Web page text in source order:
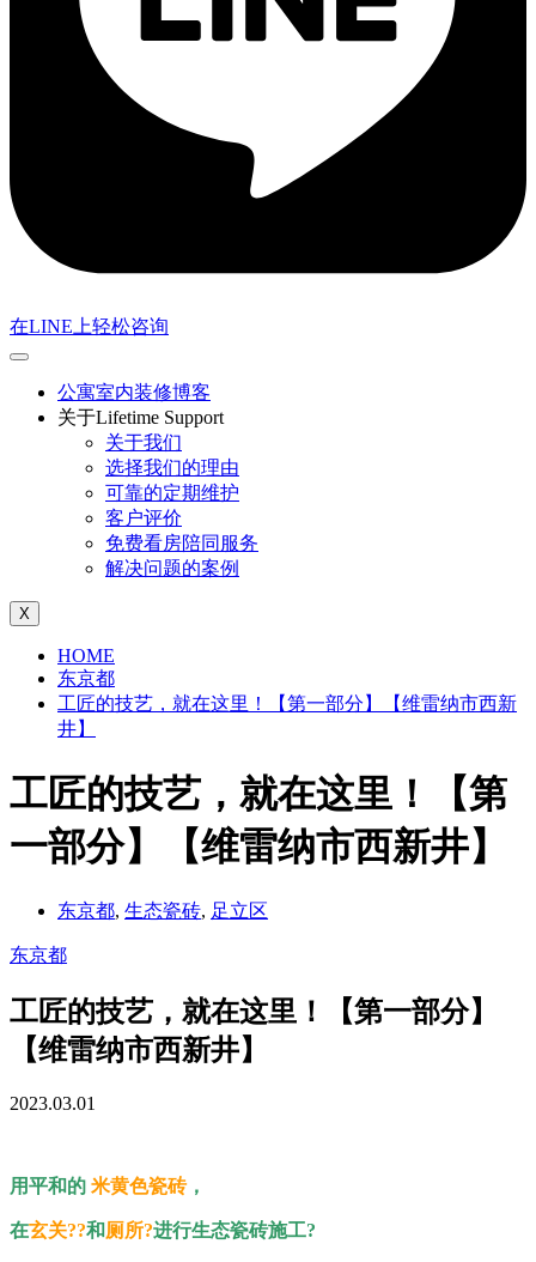
在LINE上轻松咨询
公寓室内装修博客
关于Lifetime Support
关于我们
选择我们的理由
可靠的定期维护
客户评价
免费看房陪同服务
解决问题的案例
X
HOME
东京都
工匠的技艺，就在这里！【第一部分】【维雷纳市西新
井】
工匠的技艺，就在这里！【第
一部分】【维雷纳市西新井】
东京都, 生态瓷砖, 足立区
东京都
工匠的技艺，就在这里！【第一部分】
【维雷纳市西新井】
2023.03.01
用平和的 米黄色瓷砖，
在玄关??和厕所?进行生态瓷砖施工?